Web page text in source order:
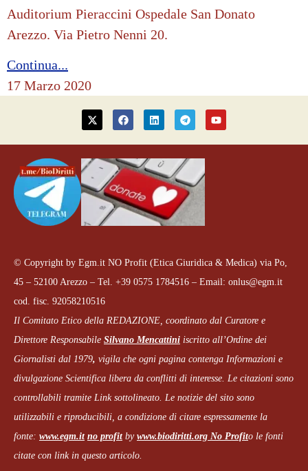
Auditorium Pieraccini Ospedale San Donato
Arezzo. Via Pietro Nenni 20.
Continua...
17 Marzo 2020
© Copyright by Egm.it NO Profit (Etica Giuridica & Medica) via Po,
45 – 52100 Arezzo – Tel. +39 0575 1784516 – Email: onlus@egm.it
cod. fisc. 92058210516
Il Comitato Etico della REDAZIONE, coordinato dal Curatore e
Direttore Responsabile Silvano Mencattini iscritto all’Ordine dei
Giornalisti dal 1979, vigila che ogni pagina contenga Informazioni e
divulgazione Scientifica libera da conflitti di interesse. Le citazioni sono
controllabili tramite Link sottolineato. Le notizie del sito sono
utilizzabili e riproducibili, a condizione di citare espressamente la
fonte: www.egm.it no profitby www.biodiritti.org No Profito le fonti
citate con link in questo articolo.